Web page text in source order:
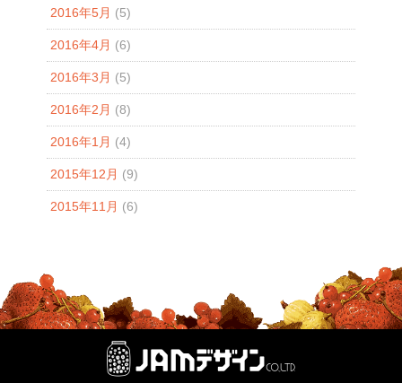
2016年5月 (5)
2016年4月 (6)
2016年3月 (5)
2016年2月 (8)
2016年1月 (4)
2015年12月 (9)
2015年11月 (6)